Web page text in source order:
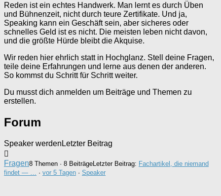
Reden ist ein echtes Handwerk. Man lernt es durch Üben
und Bühnenzeit, nicht durch teure Zertifikate. Und ja,
Speaking kann ein Geschäft sein, aber sicheres oder
schnelles Geld ist es nicht. Die meisten leben nicht davon,
und die größte Hürde bleibt die Akquise.
Wir reden hier ehrlich statt in Hochglanz. Stell deine Fragen,
teile deine Erfahrungen und lerne aus denen der anderen.
So kommst du Schritt für Schritt weiter.
Du musst dich anmelden um Beiträge und Themen zu
erstellen.
Forum
Speaker werden Letzter Beitrag
Fragen8 Themen · 8 BeiträgeLetzter Beitrag: Fachartikel, die niemand
findet — …
· vor 5 Tagen · Speaker